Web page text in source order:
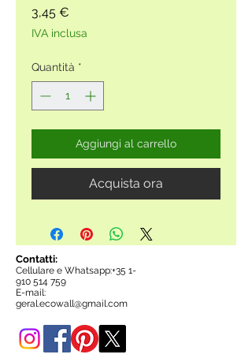
3,45 €
IVA inclusa
Quantità *
Aggiungi al carrello
Acquista ora
Contatti:
Cellulare e Whatsapp:+35 1-
910 514 759
E-mail:
geral.ecowall@gmail.com